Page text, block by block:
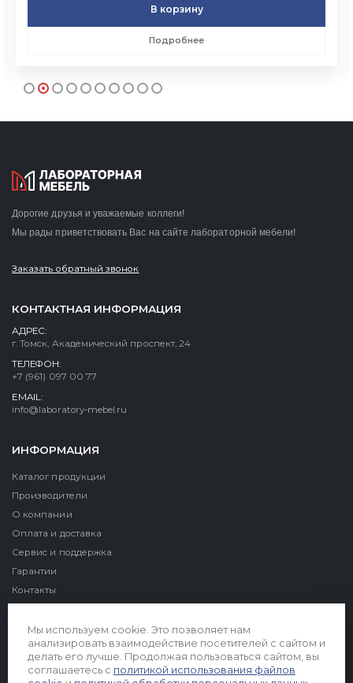
В корзину
Подробнее
Дорогие друзья и уважаемые коллеги!
Мы рады приветствовать Вас на сайте лабораторной мебели!
Заказать обратный звонок
КОНТАКТНАЯ ИНФОРМАЦИЯ
АДРЕС:
г. Томск, Академический проспект, 24
ТЕЛЕФОН:
+7 (961) 097 00 77
EMAIL:
info@laboratory-mebel.ru
ИНФОРМАЦИЯ
Каталог продукции
Производители
О компании
Оплата и доставка
Сервис и поддержка
Гарантии
Контакты
Мы используем cookie. Это позволяет нам
анализировать взаимодействие посетителей с сайтом и
делать его лучше. Продолжая пользоваться сайтом, вы
соглашаетесь с политикой использования файлов